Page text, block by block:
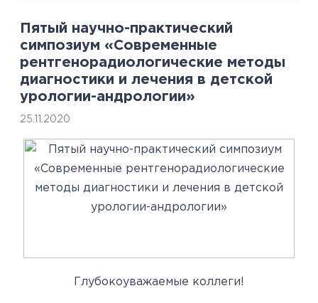
Пятый научно-практический
симпозиум «Современные
рентгенорадиологические методы
диагностики и лечения в детской
урологии-андрологии»
25.11.2020
Глубокоуважаемые коллеги!